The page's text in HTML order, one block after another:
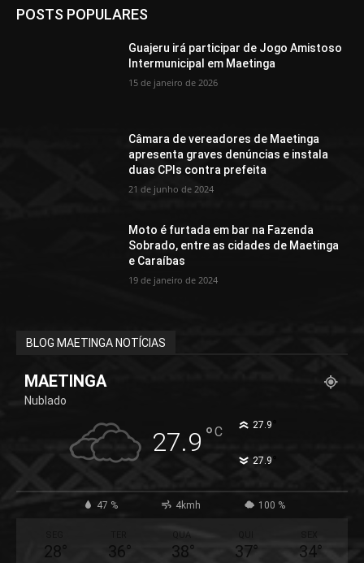
POSTS POPULARES
Guajeru irá participar de Jogo Amistoso
Intermunicipal em Maetinga
15 de janeiro de 2026
Câmara de vereadores de Maetinga
apresenta graves denúncias e instala
duas CPIs contra prefeita
21 de junho de 2024
Moto é furtada em bar na Fazenda
Sobrado, entre as cidades de Maetinga
e Caraíbas
19 de janeiro de 2024
BLOG MAETINGA NOTÍCIAS
MAETINGA
Nublado
27.9 °C 27.9
27.9
47 % 4kmh 100 %
28° 36°
QUA
38° 37° 34°